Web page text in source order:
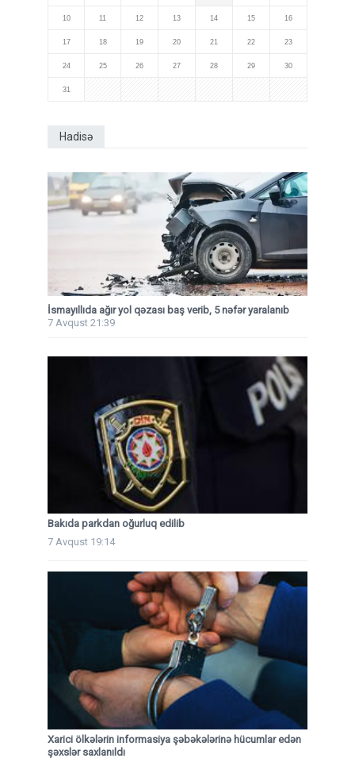
10 11 12 13 14 15 16
17 18 19 20 21 22 23
24 25 26 27 28 29 30
31
Hadisə
İsmayıllıda ağır yol qəzası baş verib, 5 nəfər yaralanıb
7 Avqust 21:39
Bakıda parkdan oğurluq edilib
7 Avqust 19:14
Xarici ölkələrin informasiya şəbəkələrinə hücumlar edən
şəxslər saxlanıldı